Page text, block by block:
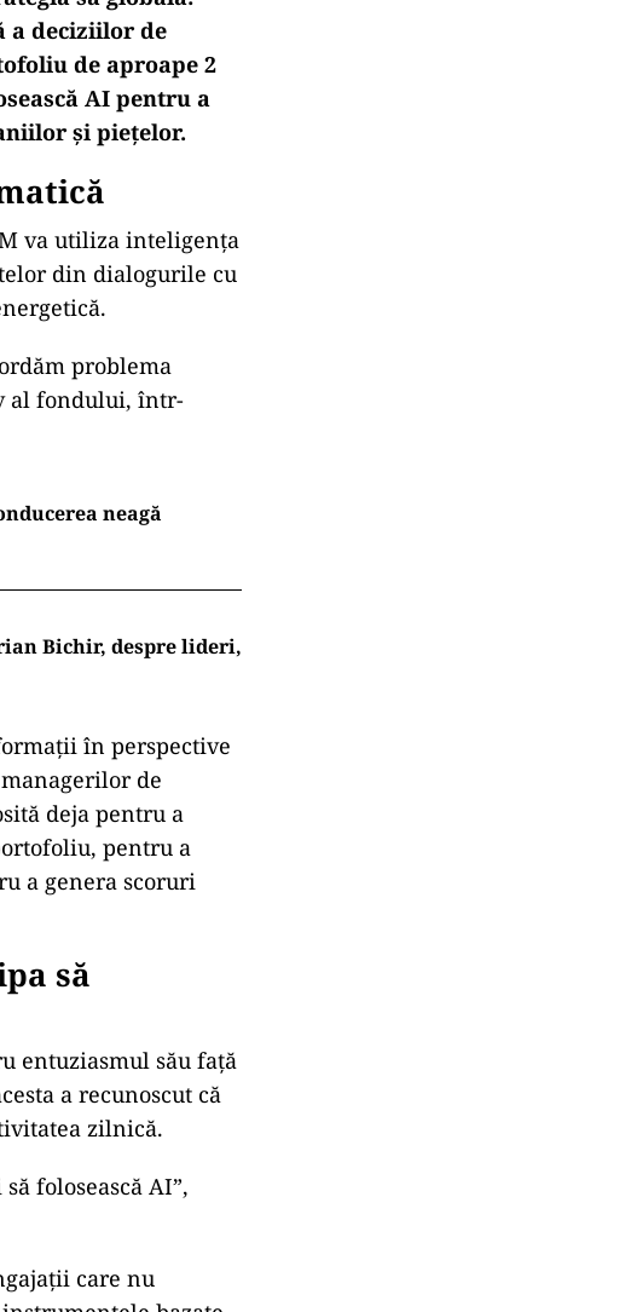
a deciziilor de
de aproape 2
AI pentru a
și piețelor.
ă
va utiliza inteligența
din dialogurile cu
ăm problema
al fondului,într-
neagă
Bichir, despre lideri,
de
a genera scoruri